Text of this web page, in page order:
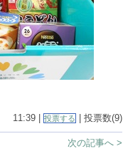
11:39 | 投票する | 投票数(9)
次の記事へ >